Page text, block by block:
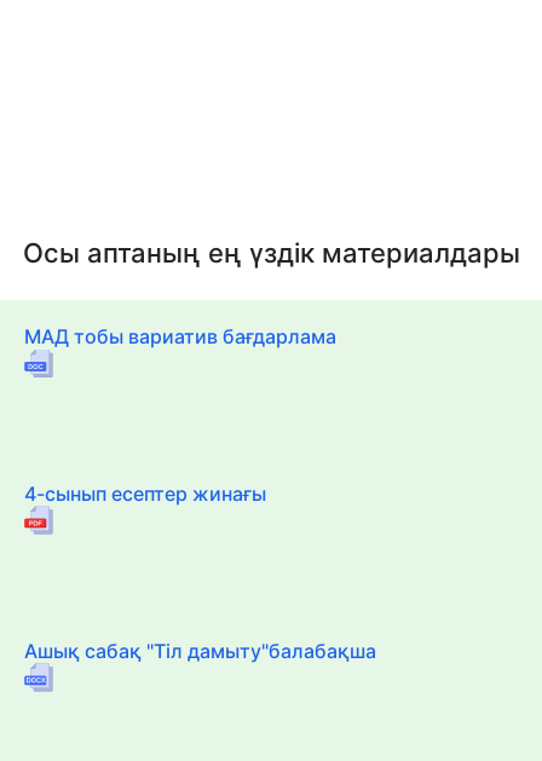
Осы аптаның ең үздік материалдары
МАД тобы вариатив бағдарлама
4-сынып есептер жинағы
Ашық сабақ "Тіл дамыту"балабақша